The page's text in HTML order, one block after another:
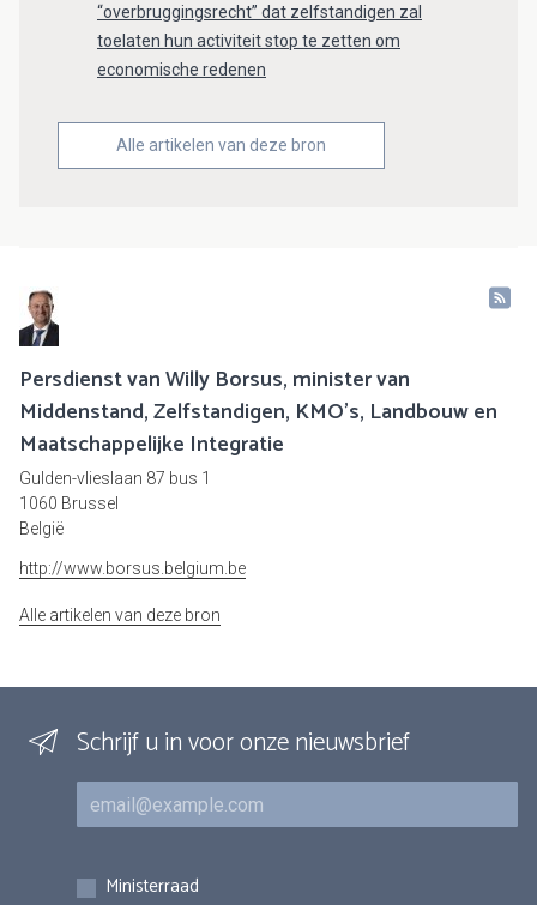
“overbruggingsrecht” dat zelfstandigen zal
toelaten hun activiteit stop te zetten om
economische redenen
Alle artikelen van deze bron
Persdienst van Willy Borsus, minister van
Middenstand, Zelfstandigen, KMO's, Landbouw en
Maatschappelijke Integratie
Gulden-vlieslaan 87 bus 1
1060 Brussel
België
http://www.borsus.belgium.be
Alle artikelen van deze bron
Schrijf u in voor onze nieuwsbrief
E-mail
Inschrijvingen
Ministerraad